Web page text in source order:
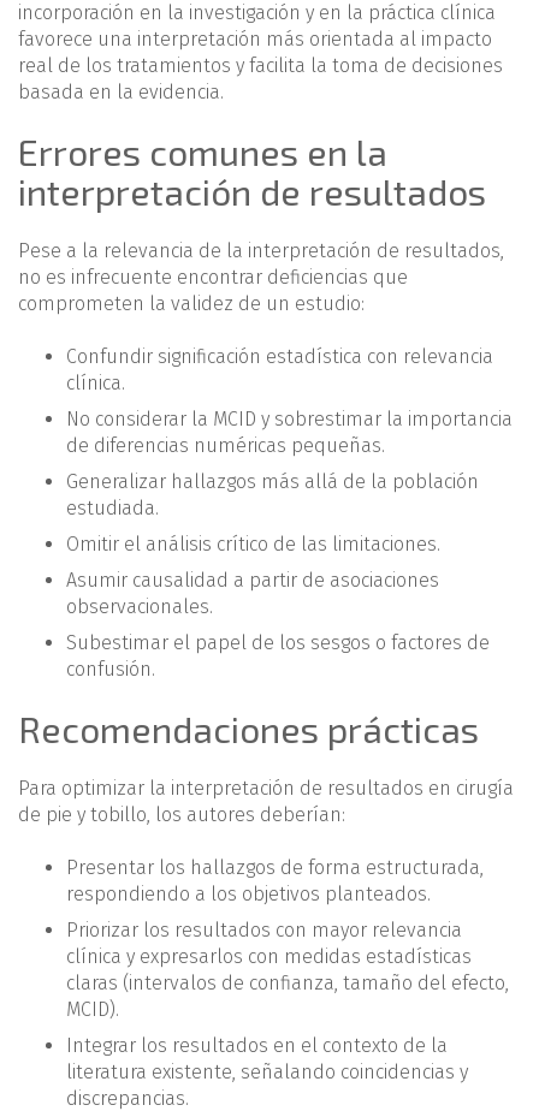
incorporación en la investigación y en la práctica clínica
favorece una interpretación más orientada al impacto
real de los tratamientos y facilita la toma de decisiones
basada en la evidencia.
Errores comunes en la
interpretación de resultados
Pese a la relevancia de la interpretación de resultados,
no es infrecuente encontrar deficiencias que
comprometen la validez de un estudio:
Confundir significación estadística con relevancia
clínica.
No considerar la MCID y sobrestimar la importancia
de diferencias numéricas pequeñas.
Generalizar hallazgos más allá de la población
estudiada.
Omitir el análisis crítico de las limitaciones.
Asumir causalidad a partir de asociaciones
observacionales.
Subestimar el papel de los sesgos o factores de
confusión.
Recomendaciones prácticas
Para optimizar la interpretación de resultados en cirugía
de pie y tobillo, los autores deberían:
Presentar los hallazgos de forma estructurada,
respondiendo a los objetivos planteados.
Priorizar los resultados con mayor relevancia
clínica y expresarlos con medidas estadísticas
claras (intervalos de confianza, tamaño del efecto,
MCID).
Integrar los resultados en el contexto de la
literatura existente, señalando coincidencias y
discrepancias.